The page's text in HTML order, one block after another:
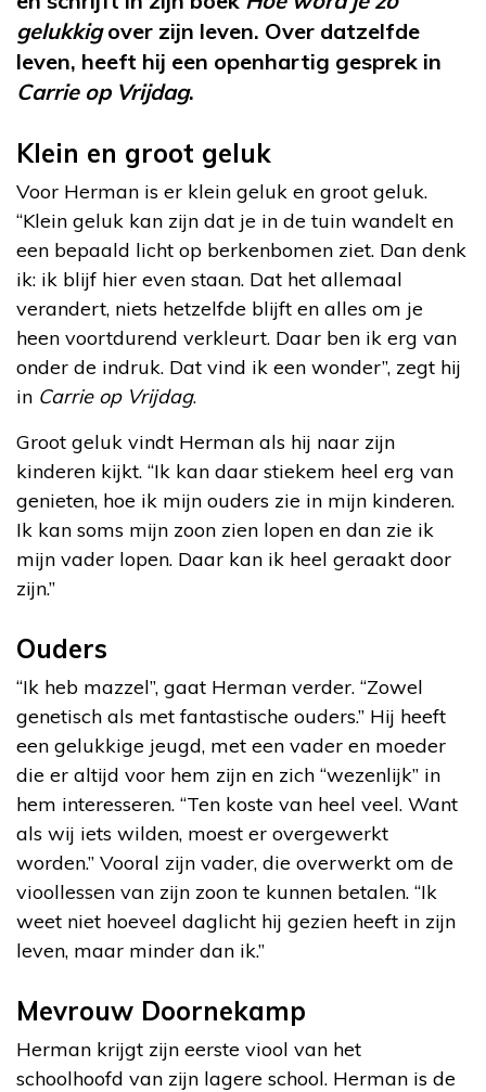
gelukkigover zijn leven. Over datzelfde
leven, heeft hij een openhartig gesprek in
Carrie op Vrijdag.
Klein en groot geluk
Voor Herman is er klein geluk en groot geluk.
“Klein geluk kan zijn dat je in de tuin wandelt en
een bepaald licht op berkenbomen ziet. Dan denk
ik: ik blijf hier even staan. Dat het allemaal
verandert, niets hetzelfde blijft en alles om je
heen voortdurend verkleurt. Daar ben ik erg van
onder de indruk. Dat vind ik een wonder”, zegt hij
in Carrie op Vrijdag.
Groot geluk vindt Herman als hij naar zijn
kinderen kijkt. “Ik kan daar stiekem heel erg van
genieten, hoe ik mijn ouders zie in mijn kinderen.
Ik kan soms mijn zoon zien lopen en dan zie ik
mijn vader lopen. Daar kan ik heel geraakt door
zijn.”
Ouders
“Ik heb mazzel”, gaat Herman verder. “Zowel
genetisch als met fantastische ouders.” Hij heeft
een gelukkige jeugd, met een vader en moeder
die er altijd voor hem zijn en zich “wezenlijk” in
hem interesseren. “Ten koste van heel veel. Want
als wij iets wilden, moest er overgewerkt
worden.” Vooral zijn vader, die overwerkt om de
vioollessen van zijn zoon te kunnen betalen. “Ik
weet niet hoeveel daglicht hij gezien heeft in zijn
leven, maar minder dan ik.”
Mevrouw Doornekamp
Herman krijgt zijn eerste viool van het
schoolhoofd van zijn lagere school. Herman is de